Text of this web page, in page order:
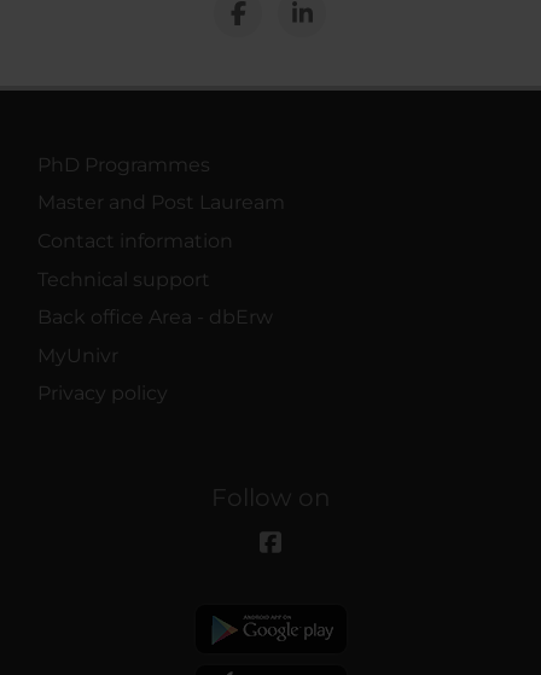
PhD Programmes
Master and Post Lauream
Contact information
Technical support
Back office Area - dbErw
MyUnivr
Privacy policy
Follow on